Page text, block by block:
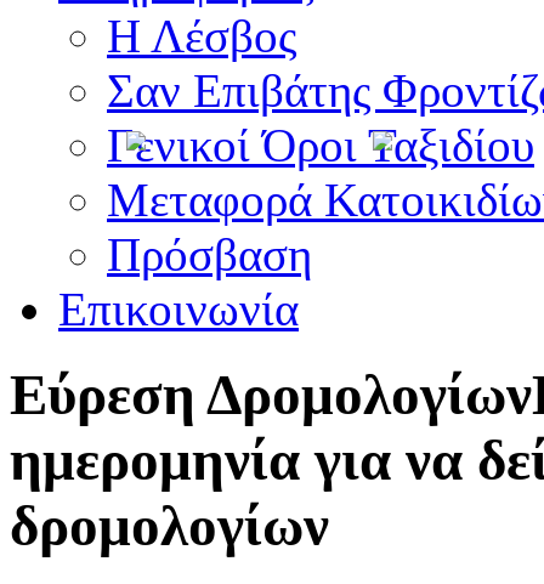
Η Λέσβος
Σαν Επιβάτης
Γενικοί Όροι Ταξιδίου
Μεταφορά
Πρόσβαση
Επικοινωνία
Εύρεση Δρομολογίων
ημερομηνία για να
δρομολογίων